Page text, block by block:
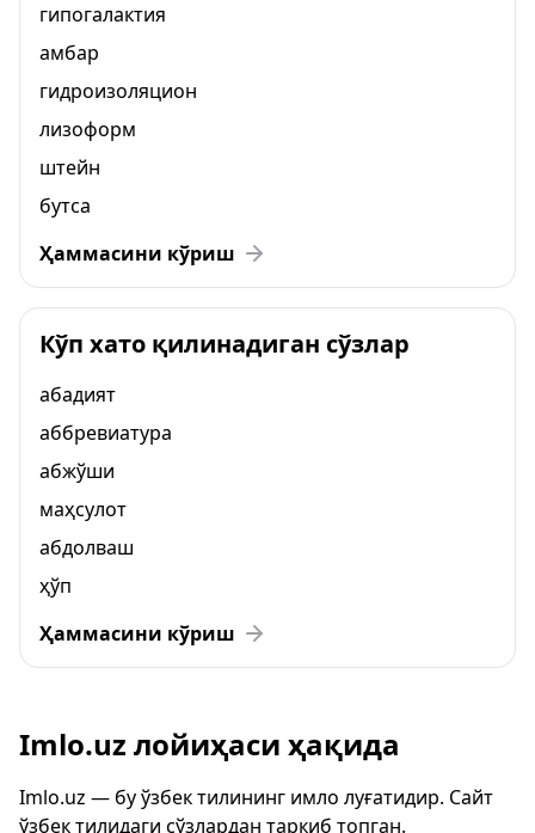
гипогалактия
амбар
гидроизоляцион
лизоформ
штейн
бутса
Ҳаммасини кўриш
Кўп хато қилинадиган сўзлар
абадият
аббревиатура
абжўши
маҳсулот
абдолваш
ҳўп
Ҳаммасини кўриш
Imlo.uz лойиҳаси ҳақида
Imlo.uz — бу ўзбек тилининг имло луғатидир. Сайт
ўзбек тилидаги сўзлардан таркиб топган.